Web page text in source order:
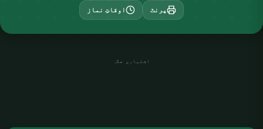
پرنٹ اوقاتِ نماز
اشتہاری جگہ